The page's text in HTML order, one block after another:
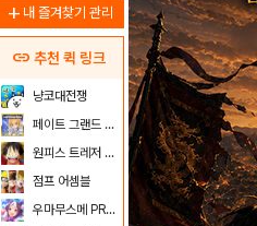
add 내 즐겨찾기 관리
link 추천 퀵 링크
냥코대전쟁
페이트 그랜드 오더
원피스 트레저 크루즈
점프 어셈블
우마무스메 PRETTY DERBY